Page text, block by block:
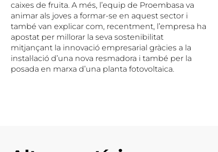
caixes de fruita. A més, l’equip de Proembasa va
animar als joves a formar-se en aquest sector i
també van explicar com, recentment, l’empresa ha
apostat per millorar la seva sostenibilitat
mitjançant la innovació empresarial gràcies a la
instal·lació d’una nova resmadora i també per la
posada en marxa d’una planta fotovoltaica.